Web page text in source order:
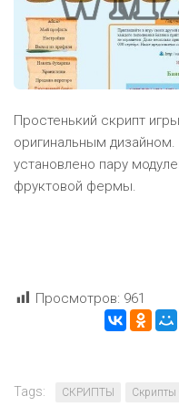
Простенький скрипт
оригинальным дизайном.
установлено пару
фруктовой фермы.
Просмотров: 961
Tags: СКРИПТЫ